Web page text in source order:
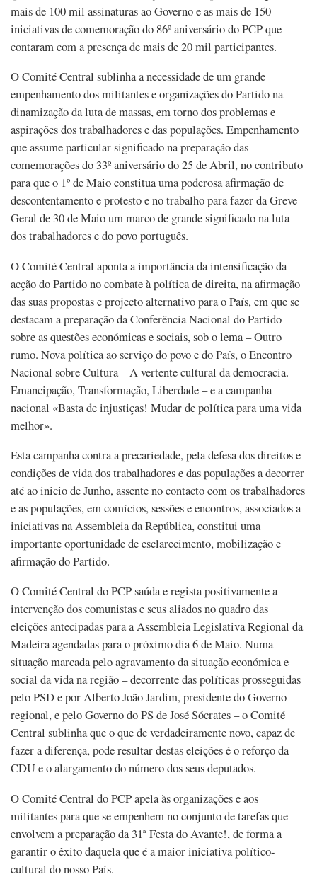
mais de 100 mil assinaturas ao Governo e as mais de 150
iniciativas de comemoração do 86º aniversário do PCP que
contaram com a presença de mais de 20 mil participantes.
O Comité Central sublinha a necessidade de um grande
empenhamento dos militantes e organizações do Partido na
dinamização da luta de massas, em torno dos problemas e
aspirações dos trabalhadores e das populações. Empenhamento
que assume particular significado na preparação das
comemorações do 33º aniversário do 25 de Abril, no contributo
para que o 1º de Maio constitua uma poderosa afirmação de
descontentamento e protesto e no trabalho para fazer da Greve
Geral de 30 de Maio um marco de grande significado na luta
dos trabalhadores e do povo português.
O Comité Central aponta a importância da intensificação da
acção do Partido no combate à política de direita, na afirmação
das suas propostas e projecto alternativo para o País, em que se
destacam a preparação da Conferência Nacional do Partido
sobre as questões económicas e sociais, sob o lema – Outro
rumo. Nova política ao serviço do povo e do País, o Encontro
Nacional sobre Cultura – A vertente cultural da democracia.
Emancipação, Transformação, Liberdade – e a campanha
nacional «Basta de injustiças! Mudar de política para uma vida
melhor».
Esta campanha contra a precariedade, pela defesa dos direitos e
condições de vida dos trabalhadores e das populações a decorrer
até ao inicio de Junho, assente no contacto com os trabalhadores
e as populações, em comícios, sessões e encontros, associados a
iniciativas na Assembleia da República, constitui uma
importante oportunidade de esclarecimento, mobilização e
afirmação do Partido.
O Comité Central do PCP saúda e regista positivamente a
intervenção dos comunistas e seus aliados no quadro das
eleições antecipadas para a Assembleia Legislativa Regional da
Madeira agendadas para o próximo dia 6 de Maio. Numa
situação marcada pelo agravamento da situação económica e
social da vida na região – decorrente das políticas prosseguidas
pelo PSD e por Alberto João Jardim, presidente do Governo
regional, e pelo Governo do PS de José Sócrates – o Comité
Central sublinha que o que de verdadeiramente novo, capaz de
fazer a diferença, pode resultar destas eleições é o reforço da
CDU e o alargamento do número dos seus deputados.
O Comité Central do PCP apela às organizações e aos
militantes para que se empenhem no conjunto de tarefas que
envolvem a preparação da 31ª Festa do Avante!, de forma a
garantir o êxito daquela que é a maior iniciativa político-
cultural do nosso País.